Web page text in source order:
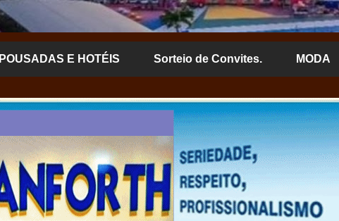
POUSADAS E HOTÉIS Sorteio de Convites. MODA